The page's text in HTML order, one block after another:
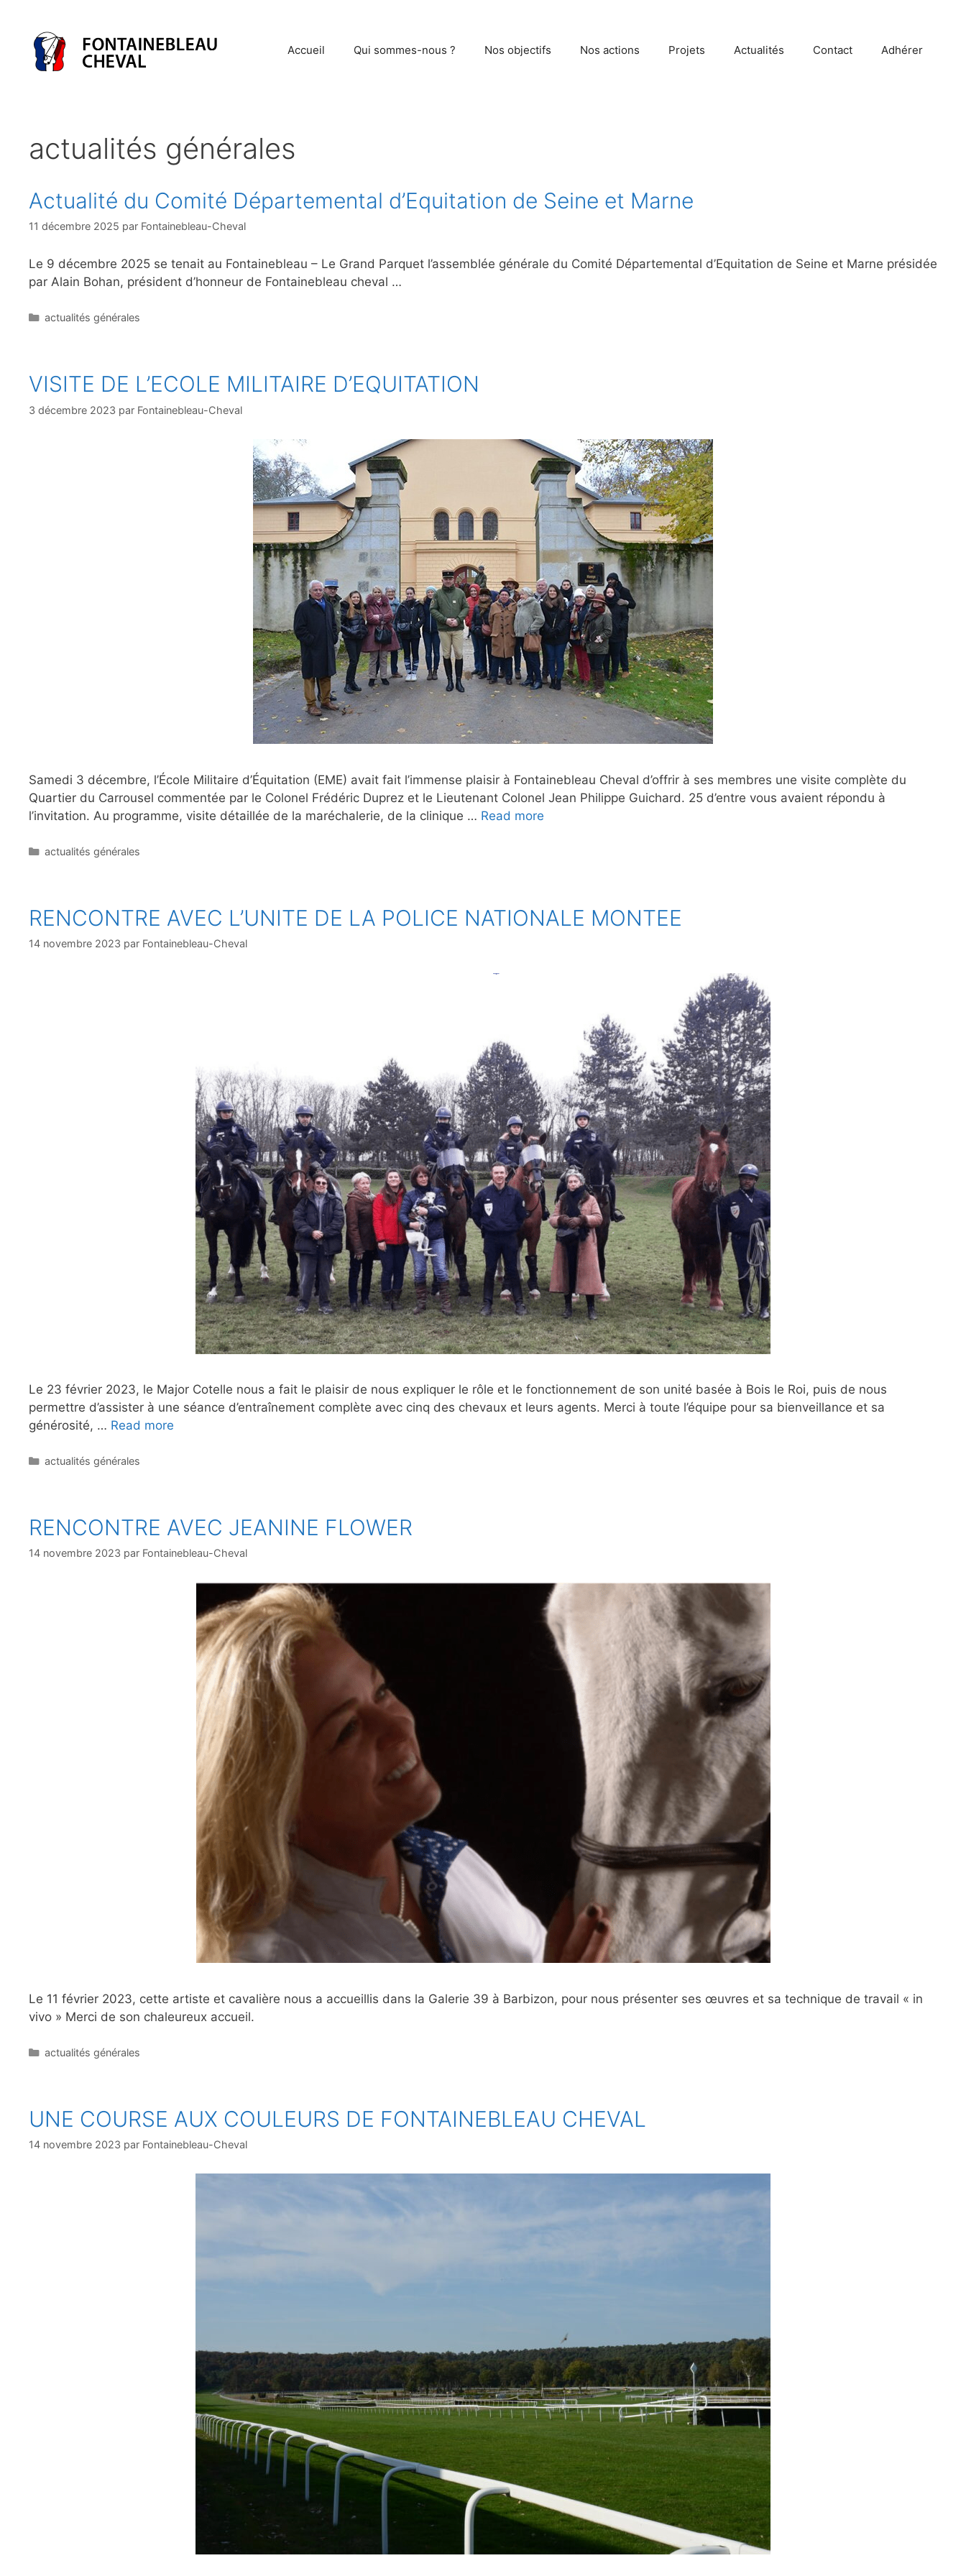
contenu
Accueil Qui sommes-nous ? Nos objectifs Nos actions Projets Actualités Contact Adhérer
actualités générales
Actualité du Comité Départemental d’Equitation de Seine et Marne
11 décembre 2025 par Fontainebleau-Cheval
Le 9 décembre 2025 se tenait au Fontainebleau – Le Grand Parquet l’assemblée générale du Comité Départemental d’Equitation de Seine et Marne présidée
par Alain Bohan, président d’honneur de Fontainebleau cheval …
Catégories
actualités générales
VISITE DE L’ECOLE MILITAIRE D’EQUITATION
3 décembre 2023 par Fontainebleau-Cheval
Samedi 3 décembre, l’École Militaire d’Équitation (EME) avait fait l’immense plaisir à Fontainebleau Cheval d’offrir à ses membres une visite complète du
Quartier du Carrousel commentée par le Colonel Frédéric Duprez et le Lieutenant Colonel Jean Philippe Guichard. 25 d’entre vous avaient répondu à
l’invitation. Au programme, visite détaillée de la maréchalerie, de la clinique … Read more
Catégories
actualités générales
RENCONTRE AVEC L’UNITE DE LA POLICE NATIONALE MONTEE
14 novembre 2023 par Fontainebleau-Cheval
Le 23 février 2023, le Major Cotelle nous a fait le plaisir de nous expliquer le rôle et le fonctionnement de son unité basée à Bois le Roi, puis de nous
permettre d’assister à une séance d’entraînement complète avec cinq des chevaux et leurs agents. Merci à toute l’équipe pour sa bienveillance et sa
générosité, … Read more
Catégories
actualités générales
RENCONTRE AVEC JEANINE FLOWER
14 novembre 2023 par Fontainebleau-Cheval
Le 11 février 2023, cette artiste et cavalière nous a accueillis dans la Galerie 39 à Barbizon, pour nous présenter ses œuvres et sa technique de travail « in
vivo » Merci de son chaleureux accueil.
Catégories
actualités générales
UNE COURSE AUX COULEURS DE FONTAINEBLEAU CHEVAL
14 novembre 2023 par Fontainebleau-Cheval